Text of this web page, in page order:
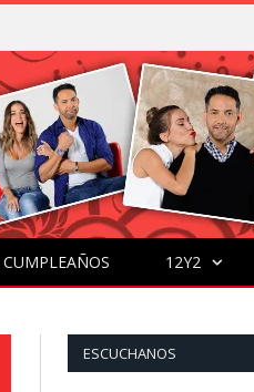
CUMPLEAÑOS 12Y2
ESCUCHANOS